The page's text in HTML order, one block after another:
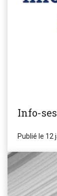
Info-
Publié le 12